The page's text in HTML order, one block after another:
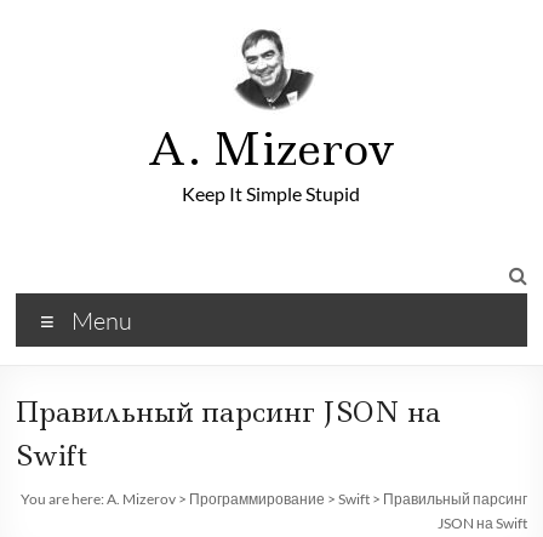
A. Mizerov
Keep It Simple Stupid
Menu
Правильный парсинг JSON на
Swift
You are here: A. Mizerov> Программирование > Swift> Правильный парсинг
JSON на Swift